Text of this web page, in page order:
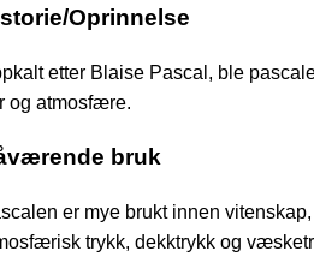
Oprinnelse
etter Blaise Pascal, ble
og atmosfære.
bruk
er mye brukt innen
trykk, dekktrykk og